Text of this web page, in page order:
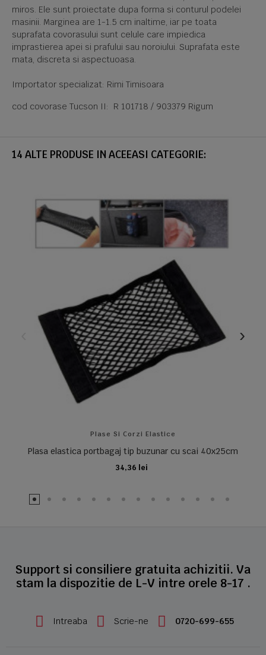
miros. Ele sunt proiectate dupa forma si conturul podelei
masinii. Marginea are 1-1.5 cm inaltime, iar pe toata
suprafata covorasului sunt celule care impiedica
imprastierea apei si prafului sau noroiului. Suprafata este
mata, discreta si aspectuoasa.
Importator specializat: Rimi Timisoara
cod covorase Tucson II: R 101718 / 903379 Rigum
14 ALTE PRODUSE IN ACEEASI CATEGORIE:
Plase Si Corzi Elastice
Plasa elastica portbagaj tip buzunar cu scai 40x25cm
34,36 lei
ADAUGA IN COS
Support si consiliere gratuita achizitii. Va
stam la dispozitie de L-V intre orele 8-17 .
Intreaba Scrie-ne 0720-699-655